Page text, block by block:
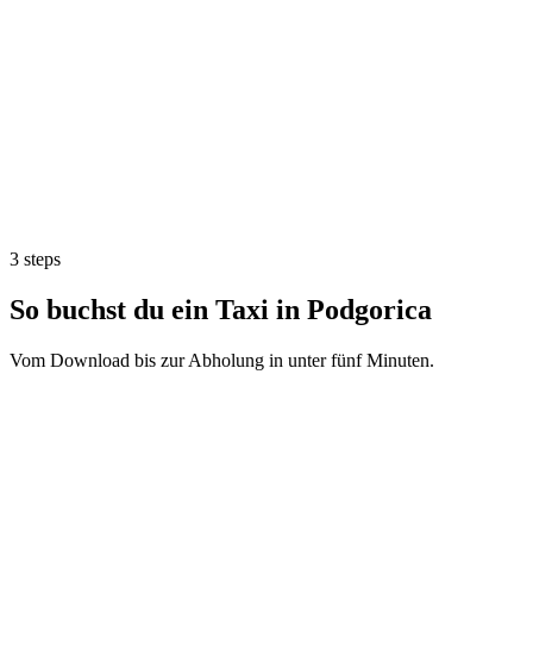
3 steps
So buchst du ein Taxi in Podgorica
Vom Download bis zur Abholung in unter fünf Minuten.